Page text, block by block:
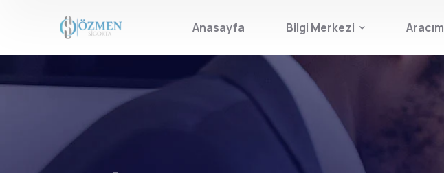
Anasayfa Bilgi Merkezi Aracım